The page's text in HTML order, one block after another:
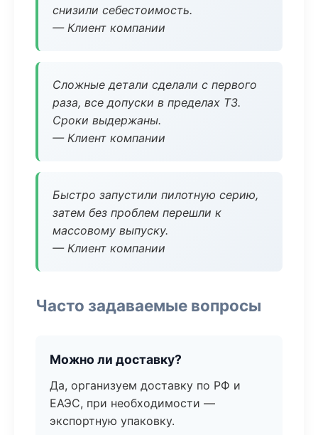
снизили себестоимость.
— Клиент компании
Сложные детали сделали с первого
раза, все допуски в пределах ТЗ.
Сроки выдержаны.
— Клиент компании
Быстро запустили пилотную серию,
затем без проблем перешли к
массовому выпуску.
— Клиент компании
Часто задаваемые вопросы
Можно ли доставку?
Да, организуем доставку по РФ и
ЕАЭС, при необходимости —
экспортную упаковку.